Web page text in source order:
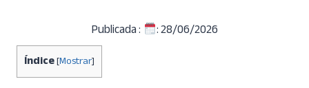
Publicada : : 28/06/2026
Índice[Mostrar]